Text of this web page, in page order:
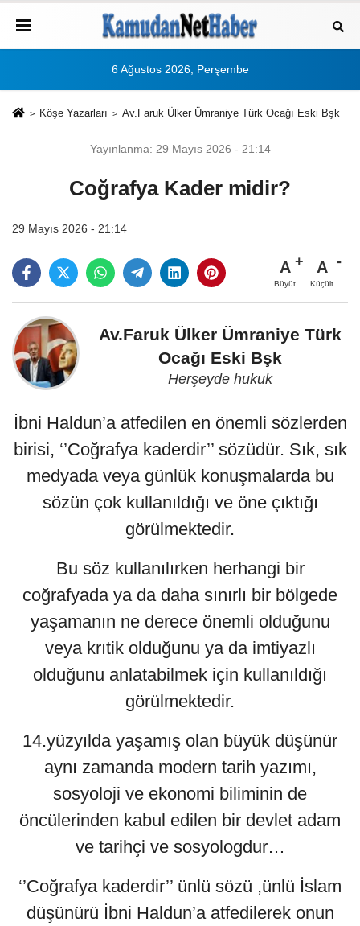
6 Ağustos 2026, Perşembe
Köşe Yazarları Av.Faruk Ülker Ümraniye Türk Ocağı Eski Bşk
Yayınlanma: 29 Mayıs 2026 - 21:14
Coğrafya Kader midir?
29 Mayıs 2026 - 21:14
A
Büyüt
A
Küçült
Av.Faruk Ülker Ümraniye Türk
Ocağı Eski Bşk
Herşeyde hukuk
İbni Haldun’a atfedilen en önemli sözlerden
birisi, ‘’Coğrafya kaderdir’’ sözüdür. Sık, sık
medyada veya günlük konuşmalarda bu
sözün çok kullanıldığı ve öne çıktığı
görülmektedir.
Bu söz kullanılırken herhangi bir
coğrafyada ya da daha sınırlı bir bölgede
yaşamanın ne derece önemli olduğunu
veya krıtik olduğunu ya da imtiyazlı
olduğunu anlatabilmek için kullanıldığı
görülmektedir.
14.yüzyılda yaşamış olan büyük düşünür
aynı zamanda modern tarih yazımı,
sosyoloji ve ekonomi biliminin de
öncülerinden kabul edilen bir devlet adam
ve tarihçi ve sosyologdur…
‘’Coğrafya kaderdir’’ ünlü sözü ,ünlü İslam
düşünürü İbni Haldun’a atfedilerek onun